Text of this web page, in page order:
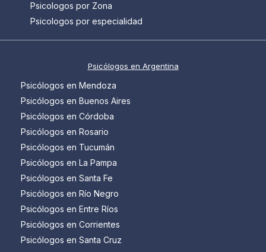
Psicologos por Zona
Psicologos por especialidad
Psicólogos en Argentina
Psicólogos en Mendoza
Psicólogos en Buenos Aires
Psicólogos en Córdoba
Psicólogos en Rosario
Psicólogos en Tucumán
Psicólogos en La Pampa
Psicólogos en Santa Fe
Psicólogos en Río Negro
Psicólogos en Entre Ríos
Psicólogos en Corrientes
Psicólogos en Santa Cruz